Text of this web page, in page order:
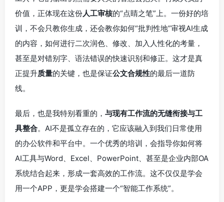
价值，正体现在这份人工审核的“点睛之笔”上。一份好的培
训，不会只教你生成，还会教你如何“批判性地”审视AI生成
的内容，如何进行二次润色、修改、加入人性化的考量，
甚至是对错别字、语法错误的快速识别和修正。这才是真
正提升质量的关键，也是保证公文合规性的最后一道防
线。
最后，也是我特别看重的， 与现有工作流的无缝衔接与工
具整合。AI不是孤立存在的，它应该融入到我们日常使用
的办公软件和平台中。一个优秀的培训，会指导你如何将
AI工具与Word、Excel、PowerPoint、甚至是企业内部OA
系统结合起来，形成一套高效的工作流。这不仅仅是学会
用一个APP，更是学会搭建一个“智能工作系统”。